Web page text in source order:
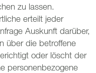
zu lassen.
erteilt jeder
Auskunft darüber,
über die betroffene
oder löscht der
personenbezogene